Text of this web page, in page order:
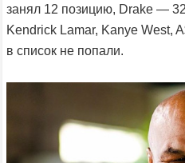
занял 12 позицию, Drake —
Kendrick Lamar, Kanye West,
в список не попали.